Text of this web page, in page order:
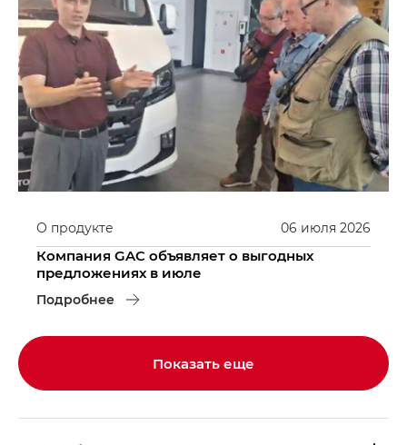
06 июля 2026
О продукте
Компания GAC объявляет о выгодных
предложениях в июле
Подробнее
Показать еще